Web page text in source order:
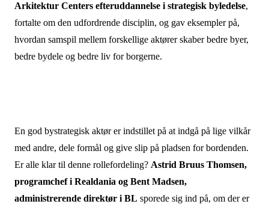
Arkitektur Centers efteruddannelse i strategisk byledelse,
fortalte om den udfordrende disciplin, og gav eksempler på,
hvordan samspil mellem forskellige aktører skaber bedre byer,
bedre bydele og bedre liv for borgerne.
En god bystrategisk aktør er indstillet på at indgå på lige vilkår
med andre, dele formål og give slip på pladsen for bordenden.
Er alle klar til denne rollefordeling? Astrid Bruus Thomsen,
programchef i Realdania og Bent Madsen,
administrerende direktør i BL sporede sig ind på, om der er